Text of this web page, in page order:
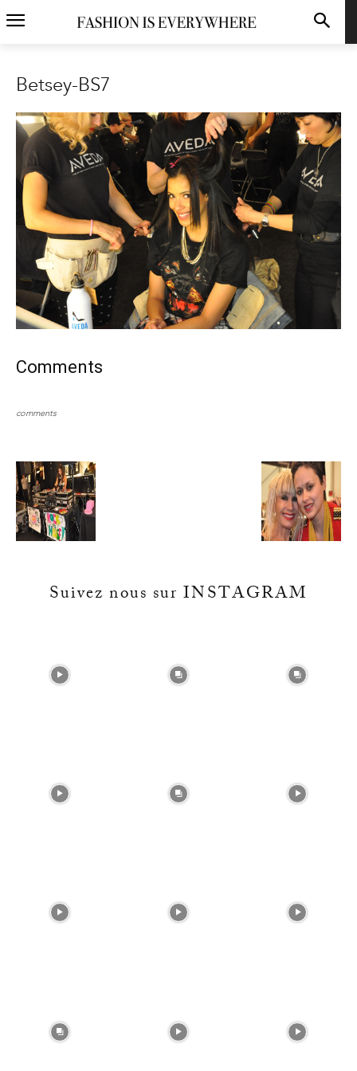
Betsey-BS7
Comments
comments
Suivez nous sur INSTAGRAM